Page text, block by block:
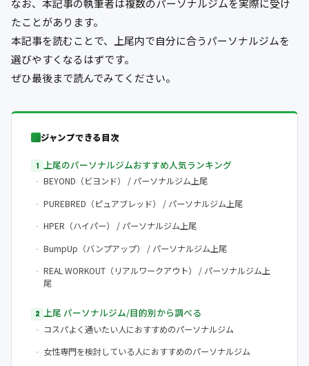
なお、本記事の執筆者は複数のパーソナルジムを実際に受け
たことがあります。
本記事を読むことで、上尾内で自分に合うパーソナルジムを
選びやすくなるはずです。
ぜひ最後まで読んでみてください。
ジャンプできる目次
上尾のパーソナルジムおすすめ人気ランキング
BEYOND（ビヨンド） / パーソナルジム上尾
PUREBRED（ピュアブレッド） / パーソナルジム上尾
HPER（ハイパー） / パーソナルジム上尾
BumpUp（バンプアップ） / パーソナルジム上尾
REAL WORKOUT（リアルワークアウト） / パーソナルジム上
尾
上尾 パーソナルジム/目的別から調べる
コスパよく通いたい人におすすめのパーソナルジム
女性専門を検討している人におすすめのパーソナルジム